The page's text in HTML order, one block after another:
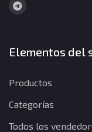
Elementos del
Productos
Categorías
Todos los